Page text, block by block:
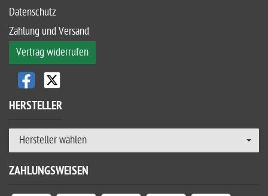
Datenschutz
Zahlung und Versand
Vertrag widerrufen
HERSTELLER
Hersteller wählen
ZAHLUNGSWEISEN